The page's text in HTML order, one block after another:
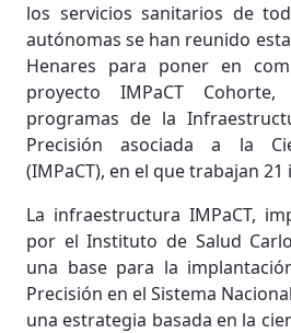
los servicios sanitarios de
autónomas se han reunido
Henares para poner en
proyecto IMPaCT
programas de la
Precisión asociada a la
(IMPaCT), en el que trabajan
La infraestructura IMPaCT,
por el Instituto de Salud
una base para la
Precisión en el Sistema
una estrategia basada en la